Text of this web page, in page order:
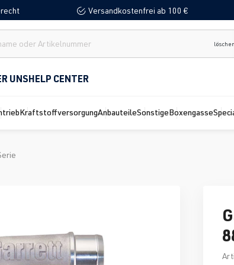
Versandkostenfrei ab 100 €
löschen
UNSHELP CENTER
KraftstoffversorgungAnbauteileSonstigeBoxengasse